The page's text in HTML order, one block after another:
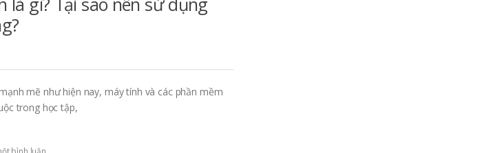
mẽ như hiện nay, máy tính và các phần mềm
trong học tập,